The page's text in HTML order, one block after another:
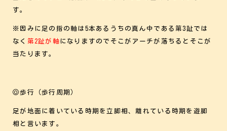
す。
※因みに足の指の軸は5本あるうちの真ん中である第3趾では
なく 第2趾が軸になりますのでそこがアーチが落ちるとそこが
当たります。
◎歩行（歩行周期）
足が地面に着いている時期を立脚相、離れている時期を遊脚
相と言います。